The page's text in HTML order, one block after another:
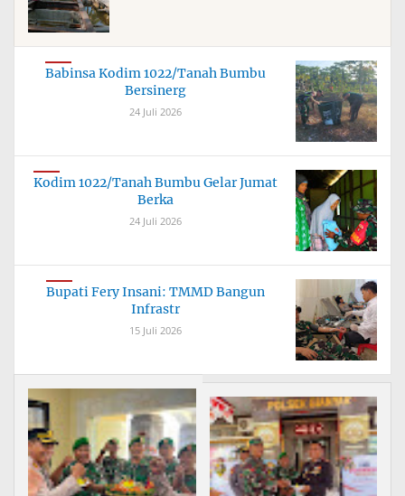
Babinsa Kodim 1022/Tanah Bumbu
Bersinerg
24 Juli 2026
Kodim 1022/Tanah Bumbu Gelar Jumat
Berka
24 Juli 2026
Bupati Fery Insani: TMMD Bangun
Infrastr
15 Juli 2026